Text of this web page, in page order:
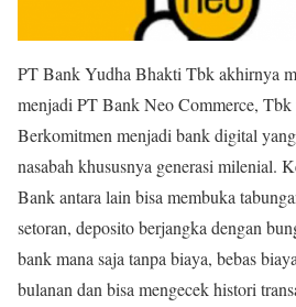
PT Bank Yudha Bhakti Tbk akhirnya
menjadi PT Bank Neo Commerce, Tbk
Berkomitmen menjadi bank digital
nasabah khususnya generasi milenial.
Bank antara lain bisa membuka
setoran, deposito berjangka dengan
bank mana saja tanpa biaya, bebas
bulanan dan bisa mengecek histori